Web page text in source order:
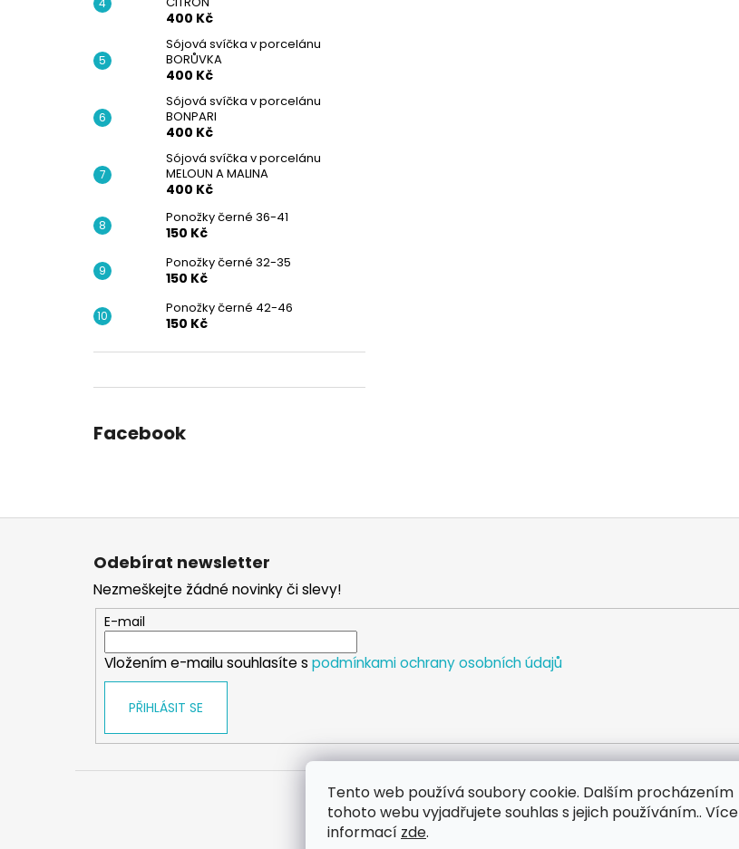
Tento web používá soubory cookie. Dalším procházením
tohoto webu vyjadřujete souhlas s jejich používáním.. Více
informací zde.
400 Kč
Sójová svíčka v porcelánu
BORŮVKA
400 Kč
Sójová svíčka v porcelánu
BONPARI
400 Kč
Sójová svíčka v porcelánu
MELOUN A MALINA
400 Kč
Ponožky černé 36-41
150 Kč
Ponožky černé 32-35
150 Kč
Ponožky černé 42-46
150 Kč
Facebook
Z
Odebírat newsletter
Nezmeškejte žádné novinky či slevy!
E-mail
Vložením e-mailu souhlasíte s podmínkami ochrany osobních údajů
PŘIHLÁSIT SE
WEB FACEBOOK INSTAGRAM YOUTUBE